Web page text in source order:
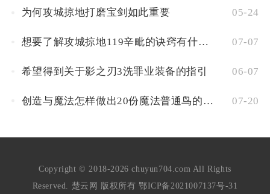
为何攻城掠地打磨宝剑如此重要 05-24
想要了解攻城掠地119辛毗的诀窍有什么推荐 07-07
希望得到关于影之刃3洗罪业装备的指引 06-07
创造与魔法怎样做出20份魔法普通鸟的饲料 07-20
Copyright © 2018-2026 chuyun704.com All Rights
Reserved. 楚云网 版权所有 鄂ICP备2021007137号-31